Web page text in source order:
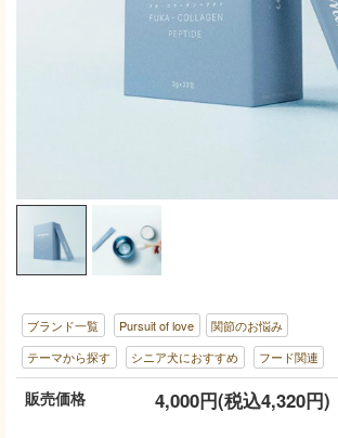
ブランド一覧 Pursuit of love
関節のお悩み
テーマから探す
シニア犬におすすめ フード関連
販売価格 4,000円(税込4,320円)